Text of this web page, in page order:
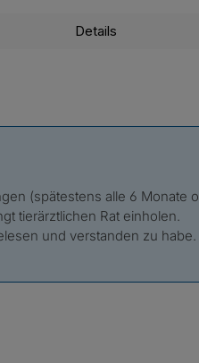
Details
(spätestens alle 6 Monate
tierärztlichen Rat einholen.
und verstanden zu habe.